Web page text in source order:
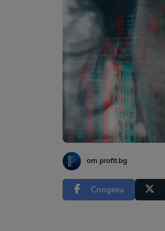
от profit.bg
Сподели